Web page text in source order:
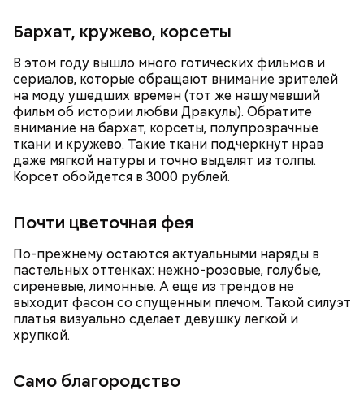
Бархат, кружево, корсеты
В этом году вышло много готических фильмов и
сериалов, которые обращают внимание зрителей
на моду ушедших времен (тот же нашумевший
фильм об истории любви Дракулы). Обратите
внимание на бархат, корсеты, полупрозрачные
ткани и кружево. Такие ткани подчеркнут нрав
даже мягкой натуры и точно выделят из толпы.
Корсет обойдется в 3000 рублей.
Почти цветочная фея
По-прежнему остаются актуальными наряды в
пастельных оттенках: нежно-розовые, голубые,
сиреневые, лимонные. А еще из трендов не
выходит фасон со спущенным плечом. Такой силуэт
платья визуально сделает девушку легкой и
хрупкой.
Само благородство
Тонкости от шефа:обжаривать перцы лучше в
самом начале, чтобы они успели стать мягкими.
сок апельсина или лимона;
сахарная пудра.